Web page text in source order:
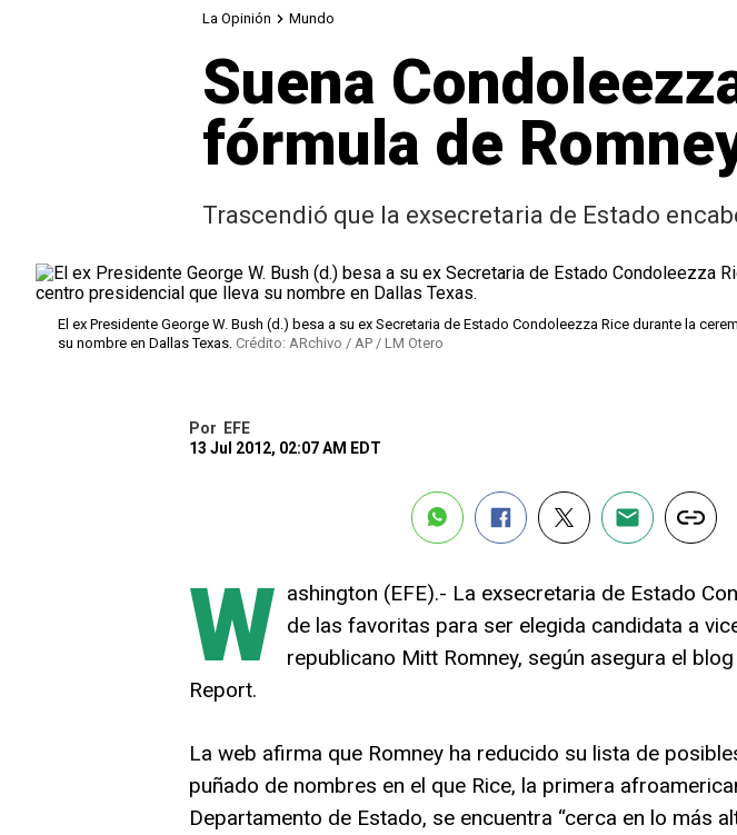
La Opinión Mundo
Suena
fórmula de
Trascendió que la exsecretaria de Estado
El ex Presidente George W. Bush (d.) besa a su ex Secretaria de Estado Condoleezza Rice durante la
su nombre en Dallas Texas. Crédito: ARchivo / AP / LM Otero
Por
EFE
13 Jul 2012, 02:07 AM EDT
W ashington (EFE).- La exsecretaria de Estado
de las favoritas para ser elegida candidata a
republicano Mitt Romney, según asegura el
Report.
La web afirma que Romney ha reducido su lista de
puñado de nombres en el que Rice, la primera
Departamento de Estado, se encuentra “cerca en lo más